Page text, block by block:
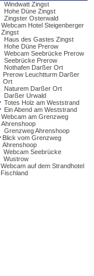
Windwatt Zingst
Hohe Düne Zingst
Zingster Osterwald
Webcam Hotel Steigenberger
Zingst
Haus des Gastes Zingst
Hohe Düne Prerow
Webcam Seebrücke Prerow
Seebrücke Prerow
Nothafen Darßer Ort
Prerow Leuchtturm Darßer
Ort
Naturem Darßer Ort
Darßer Urwald
Totes Holz am Weststrand
Ein Abend am Weststrand
Webcam am Grenzweg
Ahrenshoop
Grenzweg Ahrenshoop
Blick vom Grenzweg
Ahrenshoop
Webcam Seebrücke
Wustrow
Webcam auf dem Strandhotel
Fischland